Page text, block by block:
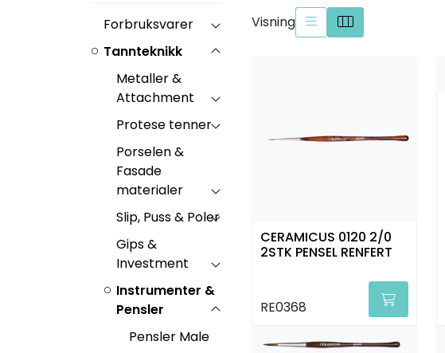
Forbruksvarer
Tannteknikk
Metaller &
Attachment
Protese tenner
Porselen &
Fasade
materialer
Slip, Puss & Poler
Gips &
Investment
Instrumenter &
Pensler
Pensler Male
Visning
CERAMICUS 0120 2/0
2STK PENSEL RENFERT
RE0368